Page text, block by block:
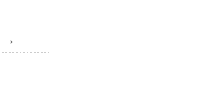
→